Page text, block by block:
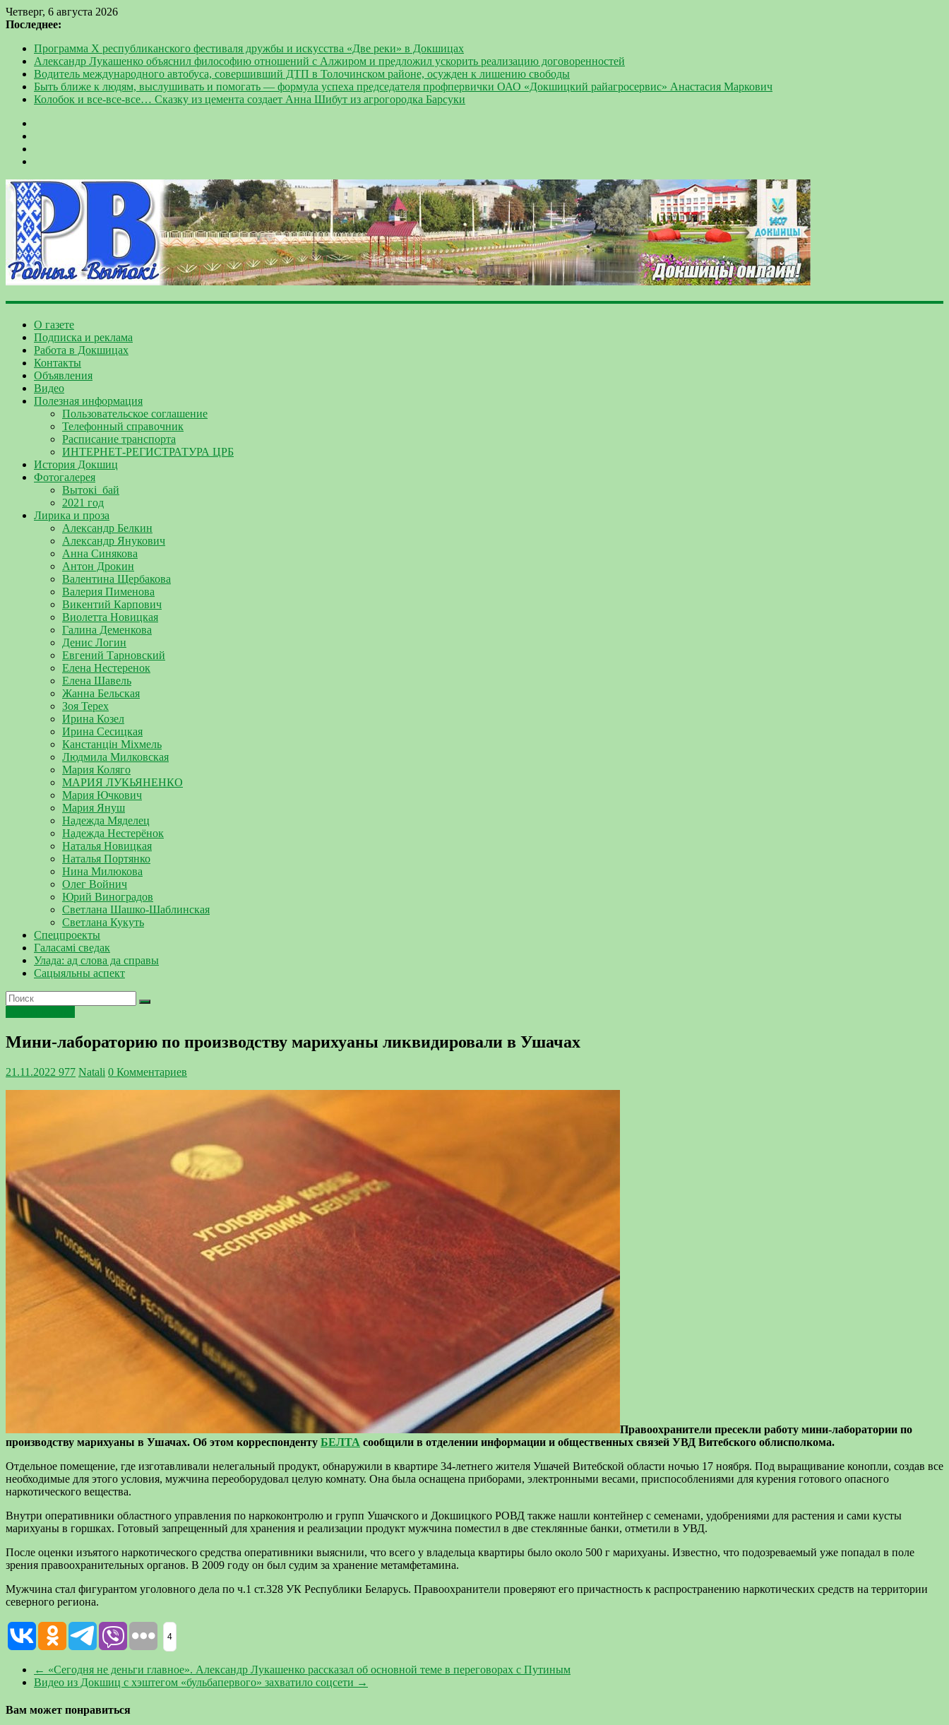
Четверг, 6 августа 2026
Последнее:
Программа Х республиканского фестиваля дружбы и искусства «Две реки» в Докшицах
Александр Лукашенко объяснил философию отношений с Алжиром и предложил ускорить реализацию договоренностей
Водитель международного автобуса, совершивший ДТП в Толочинском районе, осужден к лишению свободы
Быть ближе к людям, выслушивать и помогать — формула успеха председателя профпервички ОАО «Докшицкий райагросервис» Анастасия Маркович
Колобок и все-все-все… Сказку из цемента создает Анна Шибут из агрогородка Барсуки
О газете
Подписка и реклама
Работа в Докшицах
Контакты
Объявления
Видео
Полезная информация
Пользовательское соглашение
Телефонный справочник
Расписание транспорта
ИНТЕРНЕТ-РЕГИСТРАТУРА ЦРБ
История Докшиц
Фотогалерея
Вытокі_бай
2021 год
Лирика и проза
Александр Белкин
Александр Янукович
Анна Синякова
Антон Дрокин
Валентина Щербакова
Валерия Пименова
Викентий Карпович
Виолетта Новицкая
Галина Деменкова
Денис Логин
Евгений Тарновский
Елена Нестеренок
Елена Шавель
Жанна Бельская
Зоя Терех
Ирина Козел
Ирина Сесицкая
Канстанцін Міхмель
Людмила Милковская
Мария Коляго
МАРИЯ ЛУКЬЯНЕНКО
Мария Ючкович
Мария Януш
Надежда Мяделец
Надежда Нестерёнок
Наталья Новицкая
Наталья Портянко
Нина Милюкова
Олег Войнич
Юрий Виноградов
Светлана Шашко-Шаблинская
Светлана Кукуть
Спецпроекты
Галасамі сведак
Улада: ад слова да справы
Сацыяльны аспект
Мини-лабораторию по производству марихуаны ликвидировали в Ушачах
21.11.2022 977 Natali 0 Комментариев
Правоохранители пресекли работу мини-лаборатории по
производству марихуаны в Ушачах. Об этом корреспонденту БЕЛТА сообщили в отделении информации и общественных связей УВД Витебского облисполкома.
Отдельное помещение, где изготавливали нелегальный продукт, обнаружили в квартире 34-летнего жителя Ушачей Витебской области ночью 17 ноября. Под выращивание конопли, создав все
необходимые для этого условия, мужчина переоборудовал целую комнату. Она была оснащена приборами, электронными весами, приспособлениями для курения готового опасного
наркотического вещества.
Внутри оперативники областного управления по наркоконтролю и групп Ушачского и Докшицкого РОВД также нашли контейнер с семенами, удобрениями для растения и сами кусты
марихуаны в горшках. Готовый запрещенный для хранения и реализации продукт мужчина поместил в две стеклянные банки, отметили в УВД.
После оценки изъятого наркотического средства оперативники выяснили, что всего у владельца квартиры было около 500 г марихуаны. Известно, что подозреваемый уже попадал в поле
зрения правоохранительных органов. В 2009 году он был судим за хранение метамфетамина.
Мужчина стал фигурантом уголовного дела по ч.1 ст.328 УК Республики Беларусь. Правоохранители проверяют его причастность к распространению наркотических средств на территории
северного региона.
4
← «Сегодня не деньги главное». Александр Лукашенко рассказал об основной теме в переговорах с Путиным
Видео из Докшиц с хэштегом «бульбапервого» захватило соцсети →
Вам может понравиться